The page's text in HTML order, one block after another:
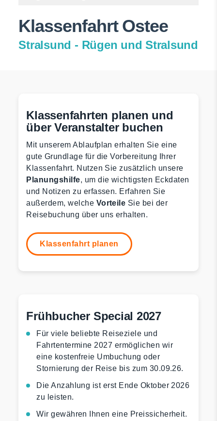
Klassenfahrt Ostee
Stralsund - Rügen und Stralsund
Klassenfahrten planen und
über Veranstalter buchen
Mit unserem Ablaufplan erhalten Sie eine
gute Grundlage für die Vorbereitung Ihrer
Klassenfahrt. Nutzen Sie zusätzlich unsere
Planungshilfe, um die wichtigsten Eckdaten
und Notizen zu erfassen. Erfahren Sie
außerdem, welche Vorteile Sie bei der
Reisebuchung über uns erhalten.
Klassenfahrt planen
Frühbucher Special 2027
Für viele beliebte Reiseziele und
Fahrtentermine 2027 ermöglichen wir
eine kostenfreie Umbuchung oder
Stornierung der Reise bis zum 30.09.26.
Die Anzahlung ist erst Ende Oktober 2026
zu leisten.
Wir gewähren Ihnen eine Preissicherheit.